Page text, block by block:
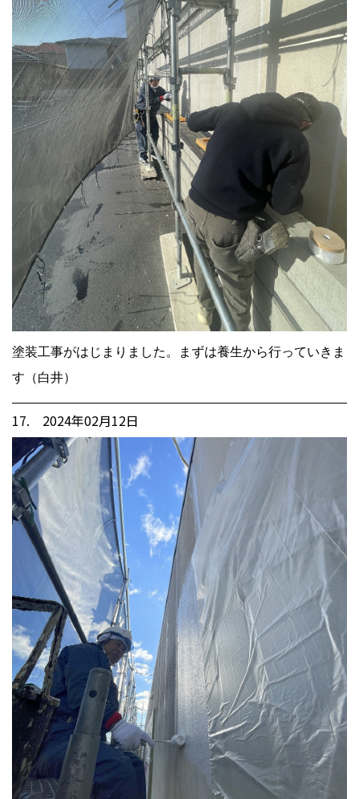
塗装工事がはじまりました。まずは養生から行っていきま
す（白井）
17. 2024年02月12日